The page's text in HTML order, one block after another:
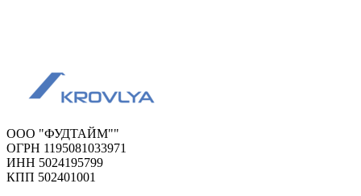
ООО "ФУДТАЙМ""
ОГРН 1195081033971
ИНН 5024195799
КПП 502401001